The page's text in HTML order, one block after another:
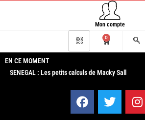
Mon compte
0
EN CE MOMENT
SENEGAL : Les petits calculs de Macky Sall